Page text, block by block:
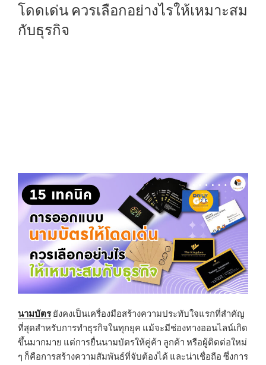
T
E
D
O
โดดเด่น ควรเลือกอย่างไรให้เหมาะสม
กับธุรกิจ
นามบัตรยังคงเป็นเครื่องมือสร้างความประทับใจแรกที่สำคัญ
ที่สุดสำหรับการทำธุรกิจในทุกยุค แม้จะมีช่องทางออนไลน์เกิด
ขึ้นมากมาย แต่การยื่นนามบัตรให้คู่ค้า ลูกค้า หรือผู้ติดต่อใหม่
ๆ ก็คือการสร้างความสัมพันธ์ที่จับต้องได้ และน่าเชื่อถือ ซึ่งการ